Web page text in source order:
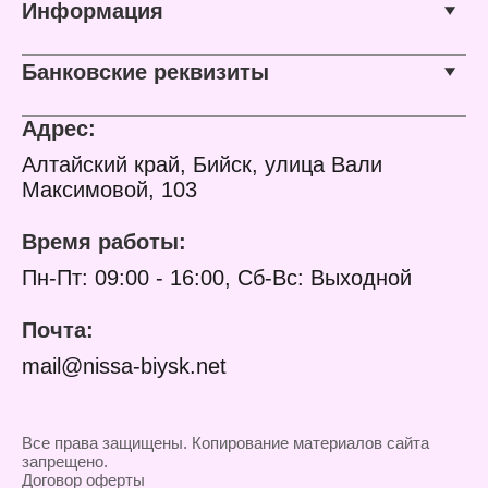
Информация
Банковские реквизиты
Адрес:
Алтайский край, Бийск, улица Вали
Максимовой, 103
Время работы:
Пн-Пт: 09:00 - 16:00, Сб-Вс: Выходной
Почта:
mail@nissa-biysk.net
Все права защищены. Копирование материалов сайта
запрещено.
Договор оферты